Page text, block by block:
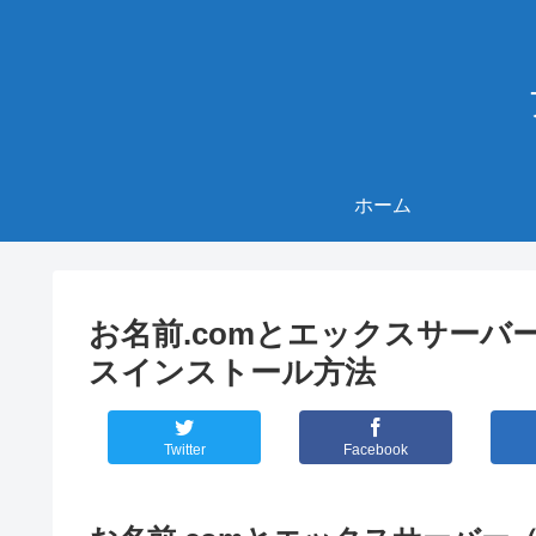
ホーム
お名前.comとエックスサーバ
スインストール方法
Twitter Facebook